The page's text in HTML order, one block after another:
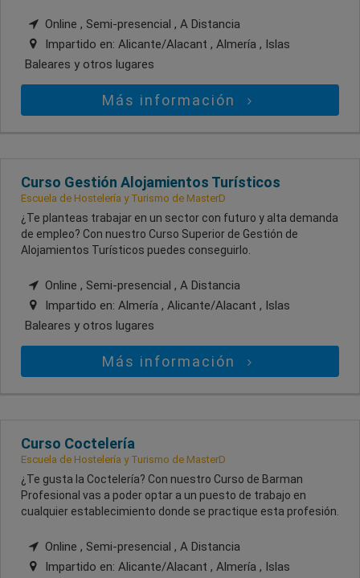
Online , Semi-presencial , A Distancia
Impartido en: Alicante/Alacant , Almería , Islas
Baleares y otros lugares
Más información
Curso Gestión Alojamientos Turísticos
Escuela de Hostelería y Turismo de MasterD
¿Te planteas trabajar en un sector con futuro y alta demanda
de empleo? Con nuestro Curso Superior de Gestión de
Alojamientos Turísticos puedes conseguirlo.
Online , Semi-presencial , A Distancia
Impartido en: Almería , Alicante/Alacant , Islas
Baleares y otros lugares
Más información
Curso Coctelería
Escuela de Hostelería y Turismo de MasterD
¿Te gusta la Coctelería? Con nuestro Curso de Barman
Profesional vas a poder optar a un puesto de trabajo en
cualquier establecimiento donde se practique esta profesión.
Online , Semi-presencial , A Distancia
Impartido en: Alicante/Alacant , Almería , Islas